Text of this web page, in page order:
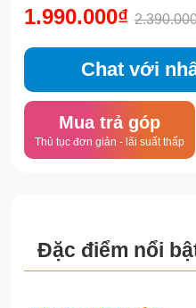
1.990.000₫
Chat với
Mua trả góp
Thủ tục đơn giản - lãi suất thấp
Đặc điểm nổi